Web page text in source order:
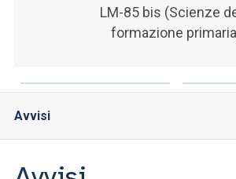
LM-85 bis (Scienze
formazione
Avvisi